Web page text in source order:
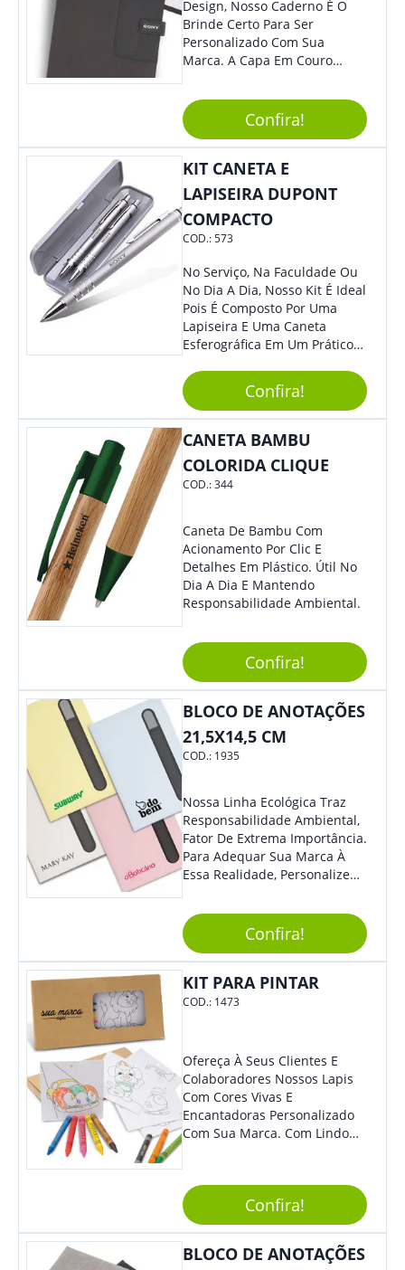
Design, Nosso Caderno É O
Brinde Certo Para Ser
Personalizado Com Sua
Marca. A Capa Em Couro
Elástico Permite Maior
Segurança Ao Carregá-Lo.
Ofereça A Seus Clientes E
Colaboradores, Sem Dúvidas
Eles Irão Adorar.
Confira!
KIT CANETA E
LAPISEIRA DUPONT
COMPACTO
COD.:573
No Serviço, Na Faculdade Ou
No Dia A Dia, Nosso Kit É Ideal
Pois É Composto Por Uma
Lapiseira E Uma Caneta
Esferográfica Em Um Prático
Clientes E Colaboradores Irão
Adorar. Não Perca A Chance
De Personalizá-Lo
Especialmente Com Sua
Confira!
CANETA BAMBU
COLORIDA CLIQUE
COD.:344
Caneta De Bambu Com
Acionamento Por Clic E
Detalhes Em Plástico. Útil No
Dia A Dia E Mantendo
Responsabilidade Ambiental.
Confira!
BLOCO DE ANOTAÇÕES
21,5X14,5 CM
COD.: 1935
Nossa Linha Ecológica Traz
Responsabilidade Ambiental,
Fator De Extrema Importância.
Para Adequar Sua Marca À
Essa Realidade, Personalize
Anotações Com Post-It E
Caneta. Elaborado A Partir De
Material Reciclado, O Brinde
Também É Prático, Tornando-
Se Assim Excelente Para Uso
Cotidiano. Perfeito, Não É?!
Confira!
KIT PARA PINTAR
COD.: 1473
Ofereça À Seus Clientes E
Colaboradores Nossos Lapis
Com Cores Vivas E
Encantadoras Personalizado
Com Sua Marca. Com Lindo
Perfeito, Não É?!
Confira!
BLOCO DE ANOTAÇÕES